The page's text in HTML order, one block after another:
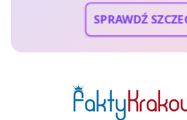
SPRAWDŹ